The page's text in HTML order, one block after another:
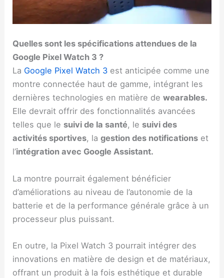
Quelles sont les spécifications attendues de la
Google Pixel Watch 3 ?
La Google Pixel Watch 3 est anticipée comme une
montre connectée haut de gamme, intégrant les
dernières technologies en matière dewearables.
Elle devrait offrir des fonctionnalités avancées
telles que le suivi de la santé, le suivi des
activités sportives, lagestion des notifications et
l’intégration avec Google Assistant.
La montre pourrait également bénéficier
d’améliorations au niveau de l’autonomie de la
batterie et de la performance générale grâce à un
processeur plus puissant.
En outre, la Pixel Watch 3 pourrait intégrer des
innovations en matière de design et de matériaux,
offrant un produit à la fois esthétique et durable